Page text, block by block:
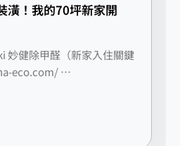
潢！我的70坪新家開
妙健除甲醛（新家入住關鍵
eco.com/ …